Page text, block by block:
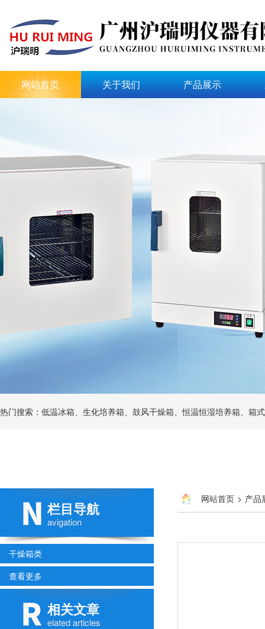
网站首页 关于我们 产品展示
热门搜索：低温冰箱、生化培养箱、鼓风干燥箱、恒温恒湿培养箱、箱
栏目导航
avigation
干燥箱类
查看更多
相关文章
elated articles
网站首页 > 产品